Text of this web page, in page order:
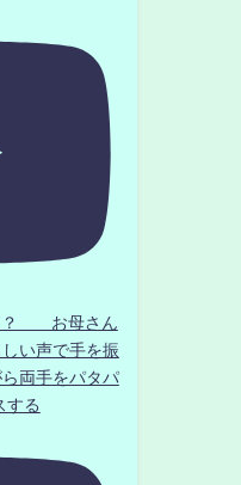
？ お母さん
い声で手を振
両手をパタパ
する